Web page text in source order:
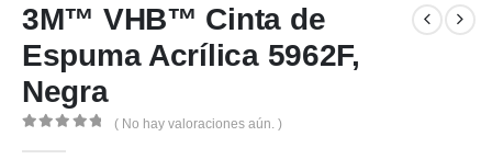
3M™ VHB™ Cinta de
Espuma Acrílica 5962F,
Negra
( No hay valoraciones aún. )